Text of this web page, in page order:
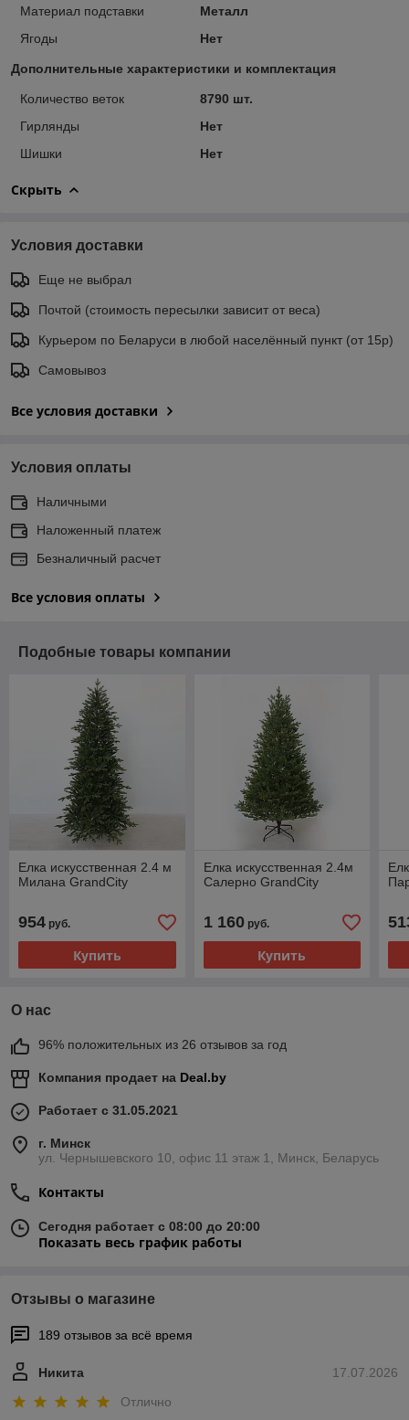
Материал подставки
Металл
Ягоды
Нет
Дополнительные характеристики и комплектация
Количество веток
8790 шт.
Гирлянды
Нет
Шишки
Нет
Скрыть
Условия доставки
Еще не выбрал
Почтой (стоимость пересылки зависит от веса)
Курьером по Беларуси в любой населённый пункт (от 15р)
Самовывоз
Все условия доставки
Условия оплаты
Наличными
Наложенный платеж
Безналичный расчет
Все условия оплаты
Подобные товары компании
Елка искусственная 2.4 м
Милана GrandCity
954 руб.
Купить
Елка искусственная 2.4м
Салерно GrandCity
1 160руб.
Купить
О нас
96% положительных из 26 отзывов за год
Компания продает на Deal.by
Работает с 31.05.2021
г. Минск
ул. Чернышевского 10, офис 11 этаж 1, Минск, Беларусь
Контакты
Сегодня работает с 08:00 до 20:00
Показать весь график работы
Отзывы о магазине
189 отзывов за всё время
17.07.2026
Никита
Отлично